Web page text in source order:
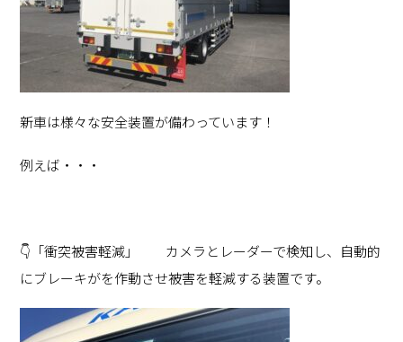
新車は様々な安全装置が備わっています！
例えば・・・
👇「衝突被害軽減」 カメラとレーダーで検知し、自動的
にブレーキがを作動させ被害を軽減する装置です。